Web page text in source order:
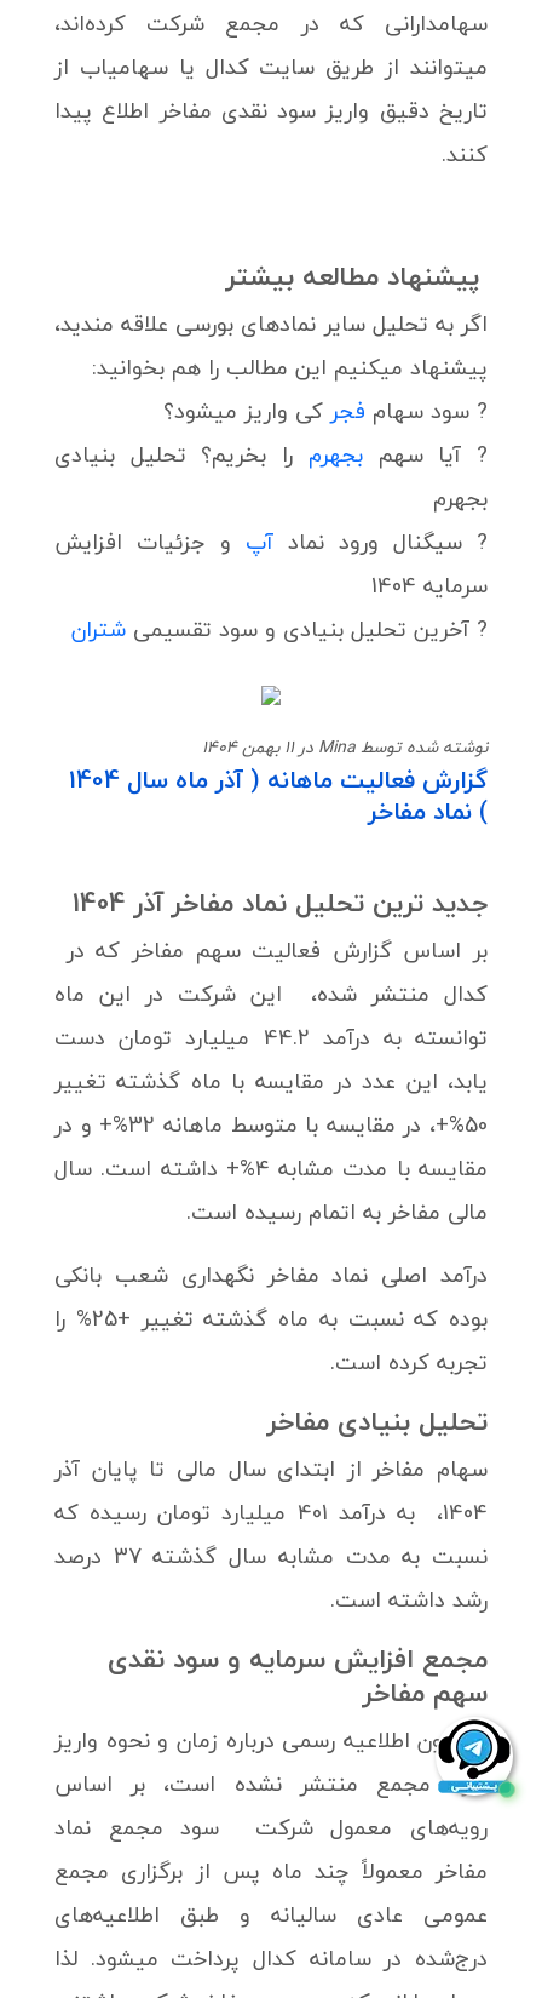
سهامدارانی که در مجمع شرکت کرده‌اند،
میتوانند از طریق سایت کدال یا سهامیاب از
تاریخ دقیق واریز سود نقدی مفاخر اطلاع پیدا
کنند.
پیشنهاد مطالعه بیشتر
اگر به تحلیل سایر نمادهای بورسی علاقه مندید،
پیشنهاد میکنیم این مطالب را هم بخوانید:
? سود سهام فجر کی واریز میشود؟
? آیا سهمبجهرم را بخریم؟ تحلیل بنیادی
بجهرم
? سیگنال ورود نماد آپ و جزئیات افزایش
سرمایه 1404
? آخرین تحلیل بنیادی و سود تقسیمی شتران
نوشته شده توسط Mina در 11 بهمن 1404
گزارش فعالیت ماهانه ( آذر ماه سال 1404
) نماد مفاخر
جدید ترین تحلیل نماد مفاخر آذر 1404
بر اساس گزارش فعالیت سهم مفاخر که در
کدال منتشر شده، این شرکت در این ماه
توانسته به درآمد 44.2 میلیارد تومان دست
یابد، این عدد در مقایسه با ماه گذشته تغییر
50%+، در مقایسه با متوسط ماهانه 32%+ و در
مقایسه با مدت مشابه 4%+ داشته است. سال
مالی مفاخر به اتمام رسیده است.
درآمد اصلی نماد مفاخر نگهداری شعب بانکی
بوده که نسبت به ماه گذشته تغییر +25% را
تجربه کرده است.
تحلیل بنیادی مفاخر
سهام مفاخر از ابتدای سال مالی تا پایان آذر
1404، به درآمد 401 میلیارد تومان رسیده که
نسبت به مدت مشابه سال گذشته 37 درصد
رشد داشته است.
مجمع افزایش سرمایه و سود نقدی
سهم مفاخر
تا کنون اطلاعیه رسمی درباره زمان و نحوه واریز
سود مجمع منتشر نشده است، بر اساس
رویه‌های معمول شرکت سود مجمع نماد
مفاخر معمولاً چند ماه پس از برگزاری مجمع
عمومی عادی سالیانه و طبق اطلاعیه‌های
درج‌شده در سامانه کدال پرداخت میشود. لذا